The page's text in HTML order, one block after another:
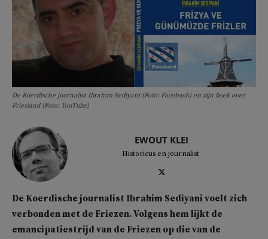
De Koerdische journalist Ibrahim Sediyani (Foto: Facebook) en zijn boek over
Friesland (Foto: YouTube)
EWOUT KLEI
Historicus en journalist.
De Koerdische journalist Ibrahim Sediyani voelt zich
verbonden met de Friezen. Volgens hem lijkt de
emancipatiestrijd van de Friezen op die van de